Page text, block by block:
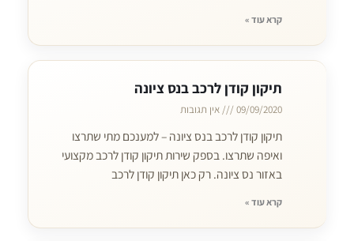
קרא עוד »
תיקון קודן לרכב בנס ציונה
09/09/2020 אין תגובות
תיקון קודן לרכב בנס ציונה – למענכם מתי שתרצו
ואיפה שתרצו. בספק שירות תיקון קודן לרכב מקצועי
באזור נס ציונה. רק כאן תיקון קודן לרכב
קרא עוד »